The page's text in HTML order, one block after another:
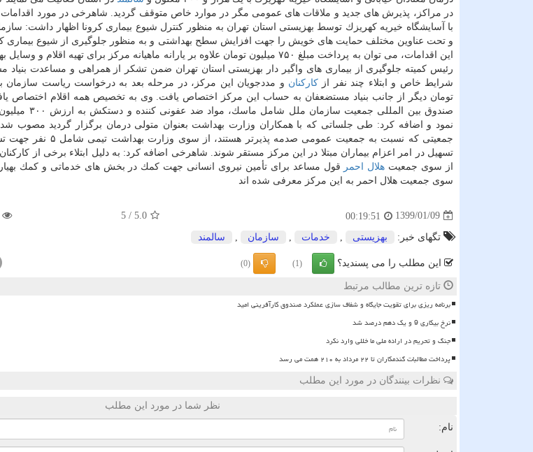
در مراكز، پذیرش های جدید و ملاقات های عمومی مگر در موارد خاص متوقف گردید. شاهرخی در مورد اقدامات
با آسایشگاه خیریه كهریزك توسط بهزیستی استان تهران به منظور كنترل شیوع بیماری كرونا اظهار داشت:
و تحت عناوین مختلف حمایت های خویش را جهت افزایش سطح بهداشتی و به منظور جلوگیری از شیوع بیماری
این اقدامات، می توان به پرداخت مبلغ ۷۵۰ میلیون تومان علاوه بر یارانه ماهیانه مركز برای تهیه
رئیس كمیته جلوگیری از بیماری های واگیر دار بهزیستی استان تهران ضمن تشكر از همراهی و مساعدت
شرایط خاص و ابتلاء چند نفر ازكاركنان و مددجویان این مركز، در مرحله بعد به درخواست ریاست سازمان
تومان دیگر از جانب بنیاد مستضعفان به حساب این مركز اختصاص یافت. وی به تخصیص همه اقلام اختصاص
صندوق بین المللی
نمود و اضافه كرد: طی جلساتی كه با همكاران وزارت بهداشت بعنوان متولی درمان برگزار گردید مصوب
جمعیتی كه نسبت به جمعیت
تسهیل در امر اعزام بیماران مبتلا در این مركز مستقر شوند. شاهرخی اضافه كرد: به دلیل ابتلاء برخی از
از سوی جمعیت هلال احمر
سوی جمعیت هلال احمر به این مركز معرفی شده اند
1399/01/09
00:19:51
5.0
/
5
تگهای خبر: بهزیستی خدمات سازمان سالمند
این مطلب را می پسندید؟ (1)
(0)
تازه ترین مطالب مرتبط
برنامه ریزی برای تقویت جایگاه و شفاف سازی عملکرد صندوق کارآفرینی امید
نرخ بیکاری 9 و یک دهم درصد شد
جنگ و تحریم در اراده ملی ما خللی وارد نکرد
پرداخت مطالبات گندمکاران تا ۲۲ مرداد به ۲۱۰ همت می رسد
نظرات بینندگان در مورد این مطلب
نظر شما در مورد این مطلب
نام: